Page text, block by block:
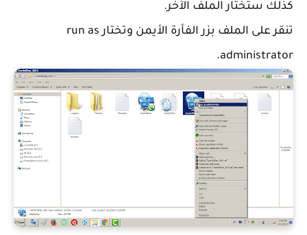
كذلك ستختار الملف الآخر.
تنقر على الملف بزر الفأرة الأيمن وتختار run as
administrator.